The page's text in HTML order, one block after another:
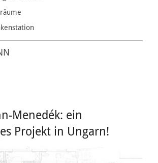
Menedék: ein
Projekt in Ungarn!